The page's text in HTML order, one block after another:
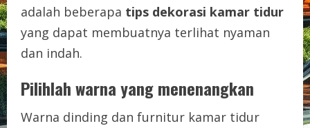
adalah beberapa tips dekorasi kamar tidur
yang dapat membuatnya terlihat nyaman
dan indah.
Pilihlah warna yang menenangkan
Warna dinding dan furnitur kamar tidur